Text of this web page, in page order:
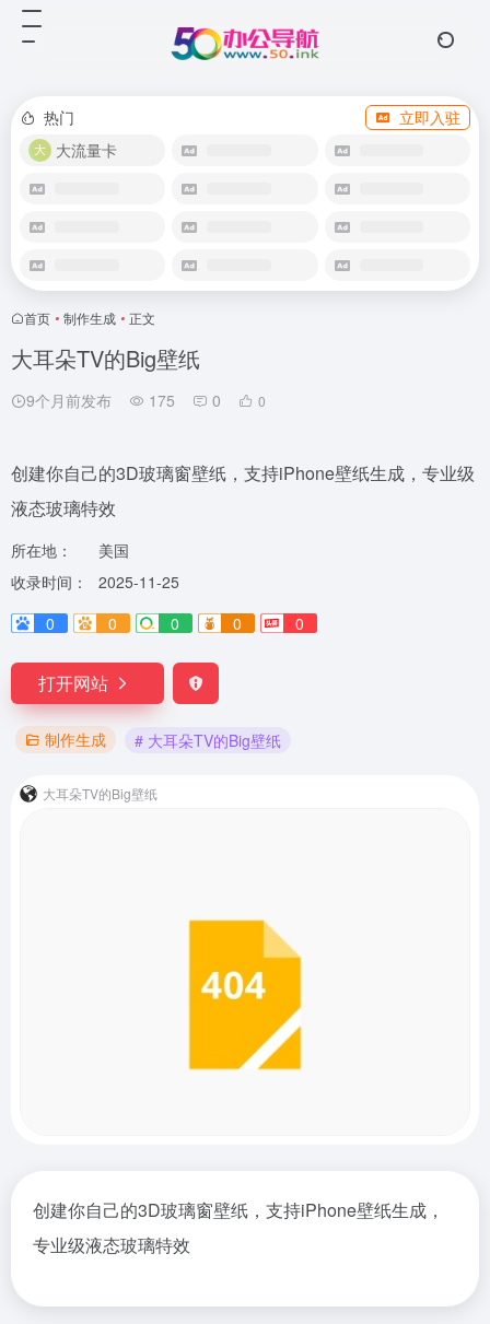
热门
立即入驻
大流量卡
首页 • 制作生成 • 正文
大耳朵TV的Big壁纸
9个月前发布 175 0 0
创建你自己的3D玻璃窗壁纸，支持iPhone壁纸生成，专业级
液态玻璃特效
所在地：
美国
收录时间：
2025-11-25
0
0 0 0 0
打开网站
制作生成 # 大耳朵TV的Big壁纸
大耳朵TV的Big壁纸
创建你自己的3D玻璃窗壁纸，支持iPhone壁纸生成，
专业级液态玻璃特效